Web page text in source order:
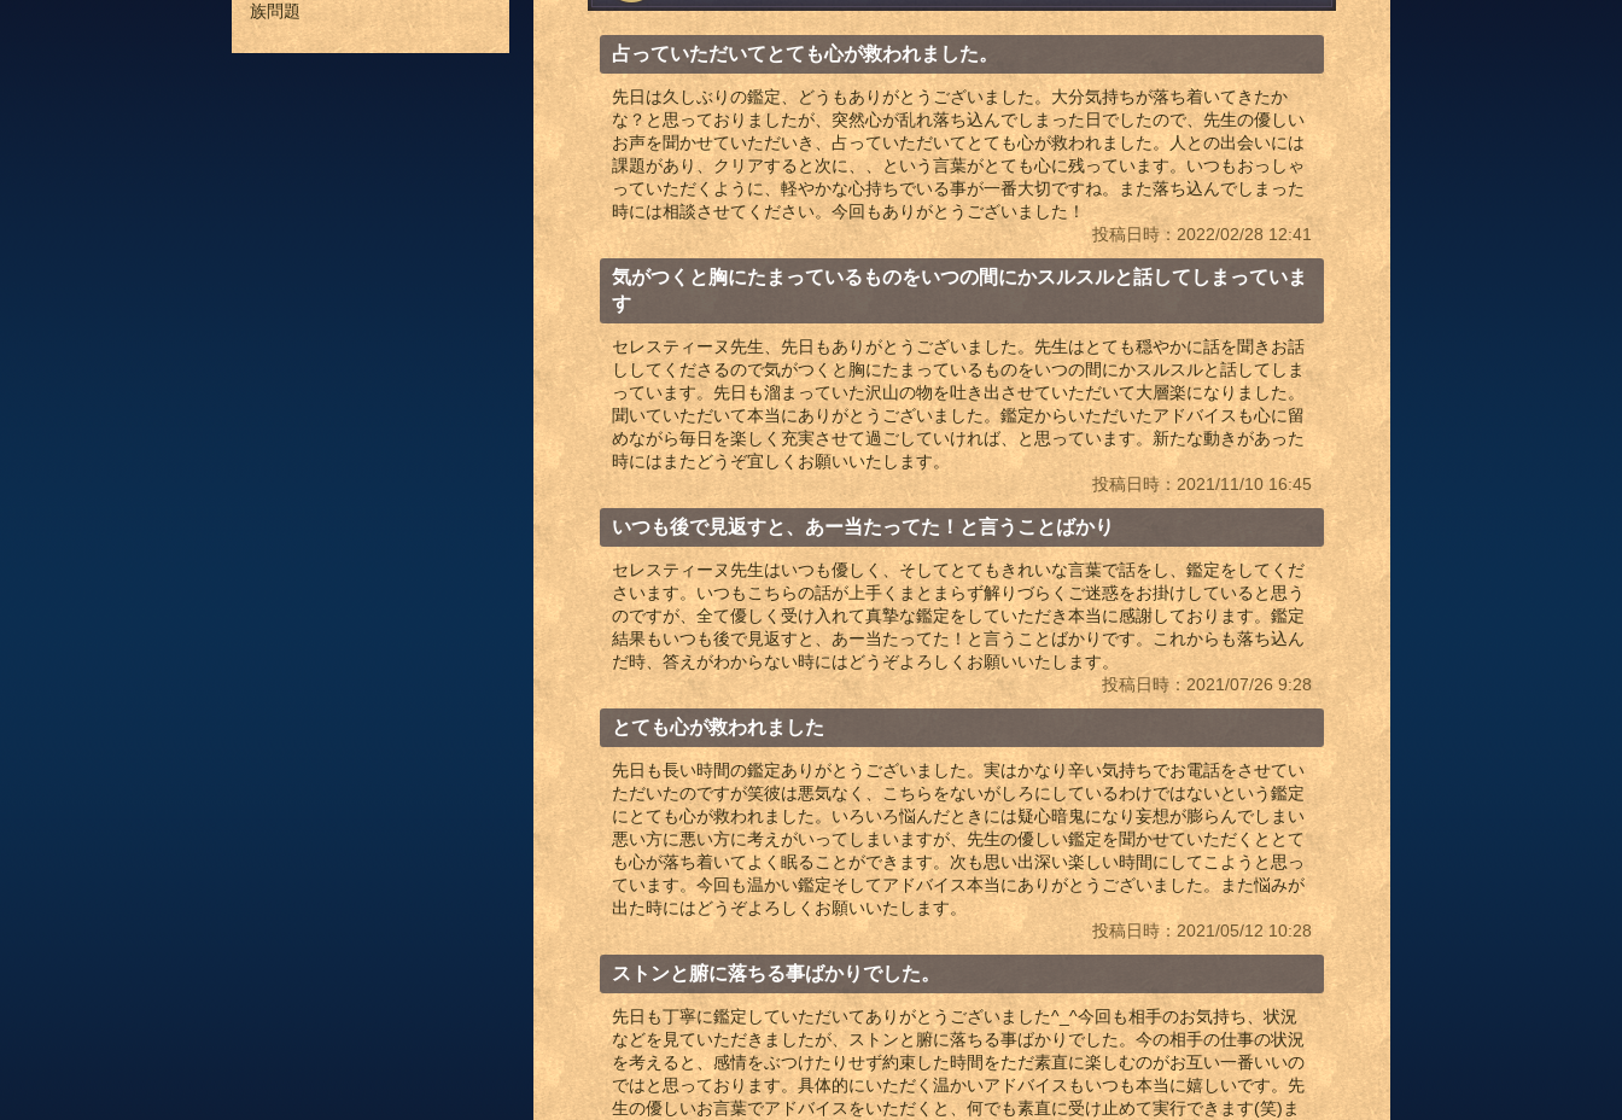
族問題
占っていただいてとても心が救われました。
先日は久しぶりの鑑定、どうもありがとうございました。大分気持ちが落ち着いてきたか
な？と思っておりましたが、突然心が乱れ落ち込んでしまった日でしたので、先生の優しい
お声を聞かせていただいき、占っていただいてとても心が救われました。人との出会いには
課題があり、クリアすると次に、、という言葉がとても心に残っています。いつもおっしゃ
っていただくように、軽やかな心持ちでいる事が一番大切ですね。また落ち込んでしまった
時には相談させてください。今回もありがとうございました！
投稿日時：2022/02/28 12:41
気がつくと胸にたまっているものをいつの間にかスルスルと話してしまっていま
す
セレスティーヌ先生、先日もありがとうございました。先生はとても穏やかに話を聞きお話
ししてくださるので気がつくと胸にたまっているものをいつの間にかスルスルと話してしま
っています。先日も溜まっていた沢山の物を吐き出させていただいて大層楽になりました。
聞いていただいて本当にありがとうございました。鑑定からいただいたアドバイスも心に留
めながら毎日を楽しく充実させて過ごしていければ、と思っています。新たな動きがあった
時にはまたどうぞ宜しくお願いいたします。
投稿日時：2021/11/10 16:45
いつも後で見返すと、あー当たってた！と言うことばかり
セレスティーヌ先生はいつも優しく、そしてとてもきれいな言葉で話をし、鑑定をしてくだ
さいます。いつもこちらの話が上手くまとまらず解りづらくご迷惑をお掛けしていると思う
のですが、全て優しく受け入れて真摯な鑑定をしていただき本当に感謝しております。鑑定
結果もいつも後で見返すと、あー当たってた！と言うことばかりです。これからも落ち込ん
だ時、答えがわからない時にはどうぞよろしくお願いいたします。
投稿日時：2021/07/26 9:28
とても心が救われました
先日も長い時間の鑑定ありがとうございました。実はかなり辛い気持ちでお電話をさせてい
ただいたのですが笑彼は悪気なく、こちらをないがしろにしているわけではないという鑑定
にとても心が救われました。いろいろ悩んだときには疑心暗鬼になり妄想が膨らんでしまい
悪い方に悪い方に考えがいってしまいますが、先生の優しい鑑定を聞かせていただくととて
も心が落ち着いてよく眠ることができます。次も思い出深い楽しい時間にしてこようと思っ
ています。今回も温かい鑑定そしてアドバイス本当にありがとうございました。また悩みが
出た時にはどうぞよろしくお願いいたします。
投稿日時：2021/05/12 10:28
ストンと腑に落ちる事ばかりでした。
先日も丁寧に鑑定していただいてありがとうございました^_^今回も相手のお気持ち、状況
などを見ていただきましたが、ストンと腑に落ちる事ばかりでした。今の相手の仕事の状況
を考えると、感情をぶつけたりせず約束した時間をただ素直に楽しむのがお互い一番いいの
ではと思っております。具体的にいただく温かいアドバイスもいつも本当に嬉しいです。先
生の優しいお言葉でアドバイスをいただくと、何でも素直に受け止めて実行できます(笑)ま